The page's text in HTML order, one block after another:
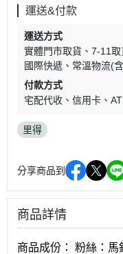
運送&付款
運送方式
實體門市取貨
7-11取
國際快遞
常溫物流(
付款方式
宅配代收
信用卡
里得
分享商品到
商品詳情
商品成份： 粉絲：